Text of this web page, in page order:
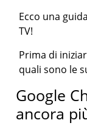
Ecco una
TV!
Prima di
quali sono le
Google
ancora